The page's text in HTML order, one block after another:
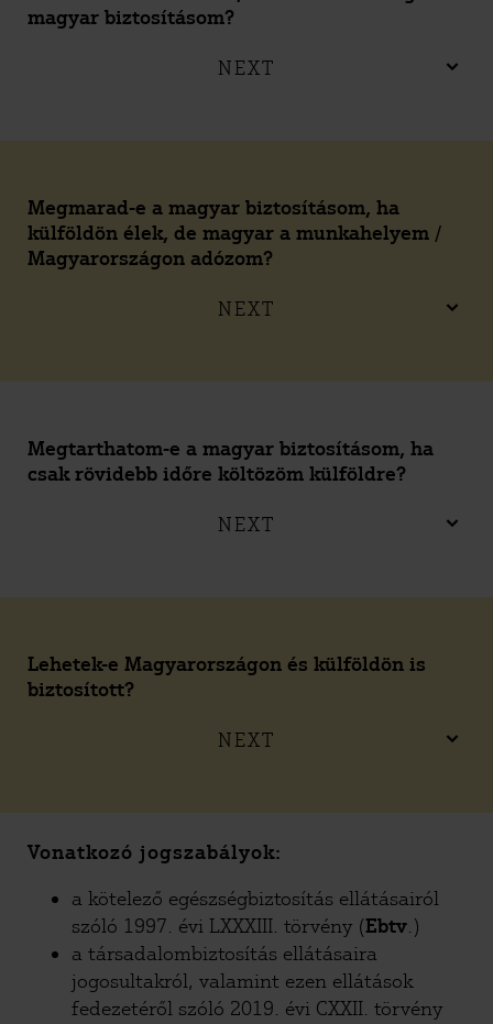
magyar biztosításom?
NEXT
Megmarad-e a magyar biztosításom, ha
külföldön élek, de magyar a munkahelyem /
Magyarországon adózom?
NEXT
Megtarthatom-e a magyar biztosításom, ha
csak rövidebb időre költözöm külföldre?
NEXT
Lehetek-e Magyarországon és külföldön is
biztosított?
NEXT
Vonatkozó jogszabályok:
a kötelező egészségbiztosítás ellátásairól
szóló 1997. évi LXXXIII. törvény (Ebtv.)
a társadalombiztosítás ellátásaira
jogosultakról, valamint ezen ellátások
fedezetéről szóló 2019. évi CXXII. törvény